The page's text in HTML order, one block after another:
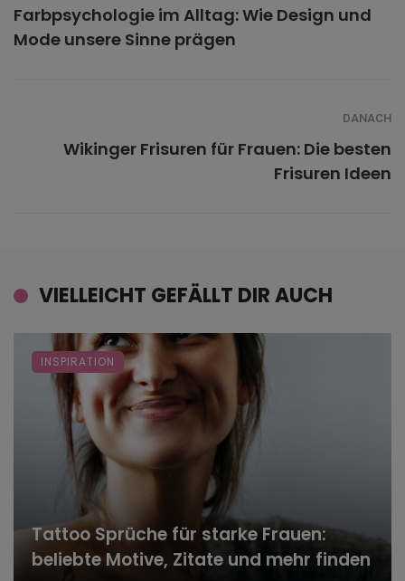
Farbpsychologie im Alltag: Wie Design und
Mode unsere Sinne prägen
DANACH
Wikinger Frisuren für Frauen: Die besten
Frisuren Ideen
VIELLEICHT GEFÄLLT DIR AUCH
Tattoo Sprüche für starke Frauen:
beliebte Motive, Zitate und mehr finden
INSPIRATION